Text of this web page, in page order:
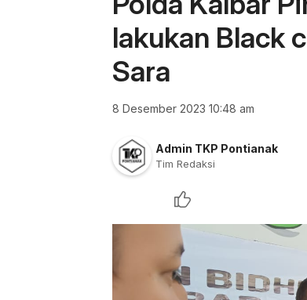
lakukan Black
Sara
8 Desember 2023 10:48 am
Admin TKP Pontianak
Tim Redaksi